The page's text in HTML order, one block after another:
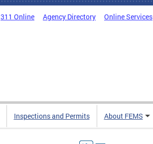
311 Online Agency Directory Online Services
Inspections and Permits About FEMS